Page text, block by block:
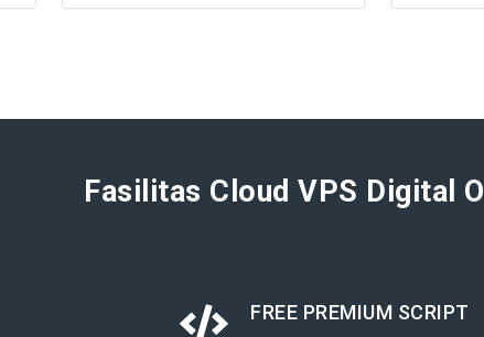
Fasilitas Cloud VPS Digital
FREE PREMIUM SCRIPT